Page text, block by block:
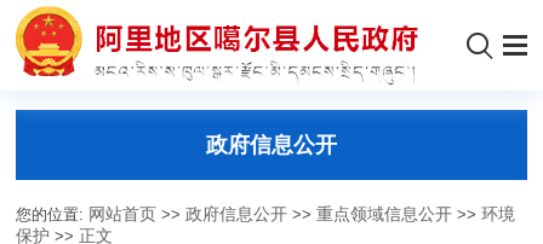
政府信息公开
您的位置: 网站首页 >>政府信息公开 >>重点领域信息公开 >>环境
保护 >> 正文